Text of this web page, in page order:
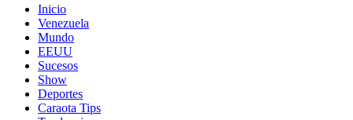
Inicio
Venezuela
Mundo
EEUU
Sucesos
Show
Deportes
Caraota Tips